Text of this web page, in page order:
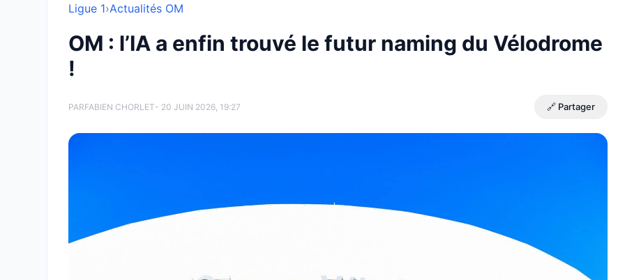
Ligue 1›Actualités OM
OM : l’IA a enfin trouvé le futur naming du Vélodrome
!
PARFABIEN CHORLET- 20 JUIN 2026, 19:27 🔗 Partager